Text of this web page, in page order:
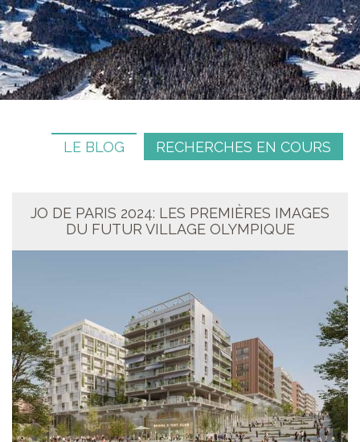
LE BLOG RECHERCHES EN COURS
JO DE PARIS 2024: LES PREMIÈRES IMAGES
DU FUTUR VILLAGE OLYMPIQUE